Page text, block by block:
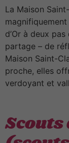
La Maison
d’Or à deux
partage – de
Maison Saint-
proche, elles
verdoyant et
Scouts